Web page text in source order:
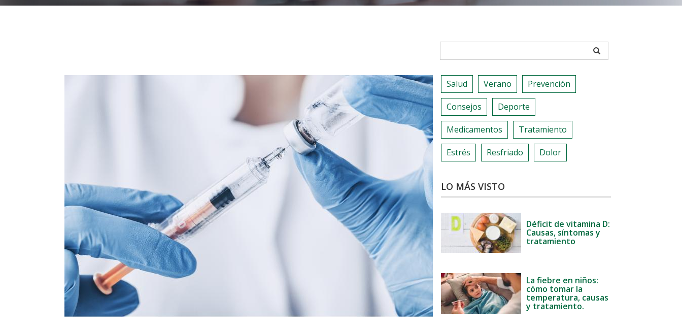
APPLY
Salud Verano Prevención
Consejos Deporte
Medicamentos Tratamiento
Estrés Resfriado Dolor
LO MÁS VISTO
Déficit de vitamina D:
Causas, síntomas y
tratamiento
La fiebre en niños:
cómo tomar la
temperatura, causas
y tratamiento.